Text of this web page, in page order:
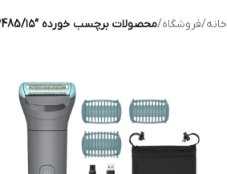
خانه/فروشگاه/محصولات برچسب خورده “۱۵/BG3485”